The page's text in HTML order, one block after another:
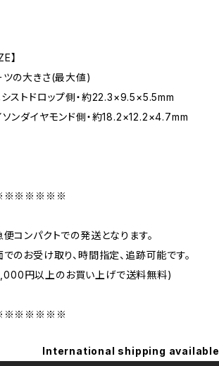
】
ツの大きさ(最大値)
シストドロップ側・約22.3×9.5×5.5mm
ソンダイヤモンド側・約18.2×12.2×4.7mm
コンパクトでの発送となります。
のお受け取り、時間指定、追跡可能です。
円以上のお買い上げで送料無料)
International shipping available